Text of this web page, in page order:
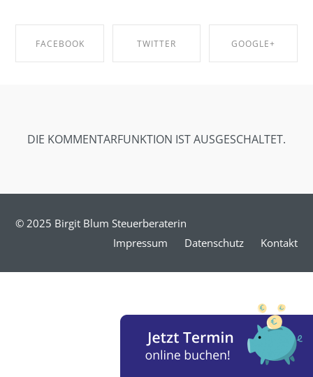
FACEBOOK TWITTER GOOGLE+
DIE KOMMENTARFUNKTION IST AUSGESCHALTET.
© 2025 Birgit Blum Steuerberaterin
Impressum
Datenschutz Kontakt